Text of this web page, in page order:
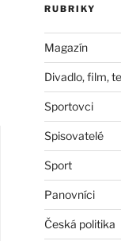
RUBRIKY
Magazín
Divadlo, film,
Sportovci
Spisovatelé
Sport
Panovníci
Česká politika